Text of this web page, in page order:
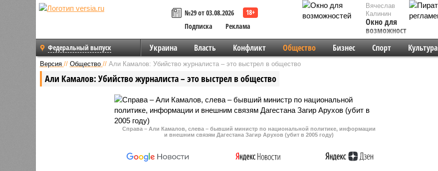
№29 от 03.08.2026
Подписка
Реклама
Вячеслав
Калинин
Окно для
возможностей
Федеральный выпуск Украина Власть Конфликт Общество Бизнес Спорт Культура
Версия // Общество // Али Камалов: Убийство журналиста – это выстрел в общество
Али Камалов: Убийство журналиста – это выстрел в общество
Справа – Али Камалов, слева – бывший министр по национальной политике, информации
и внешним связям Дагестана Загир Арухов (убит в 2005 году)